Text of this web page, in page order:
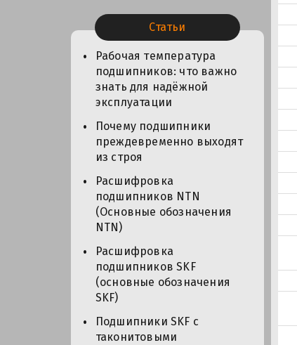
Статьи
Рабочая температура
подшипников: что важно
знать для надёжной
эксплуатации
Почему подшипники
преждевременно выходят
из строя
Расшифровка
подшипников NTN
(Основные обозначения
NTN)
Расшифровка
подшипников SKF
(основные обозначения
SKF)
Подшипники SKF с
таконитовыми